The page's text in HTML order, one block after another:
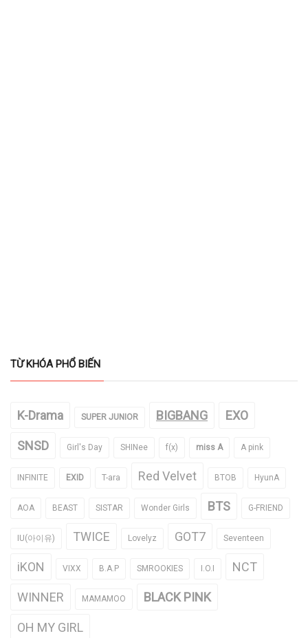
TỪ KHÓA PHỔ BIẾN
K-Drama SUPER JUNIOR BIGBANG EXO
SNSD Girl's Day SHINee f(x) miss A A pink
INFINITE EXID T-ara Red Velvet BTOB HyunA
AOA BEAST SISTAR Wonder Girls BTS G-FRIEND
IU(아이유) TWICE Lovelyz GOT7 Seventeen
iKON VIXX B.A.P SMROOKIES I.O.I NCT
WINNER MAMAMOO BLACK PINK
OH MY GIRL